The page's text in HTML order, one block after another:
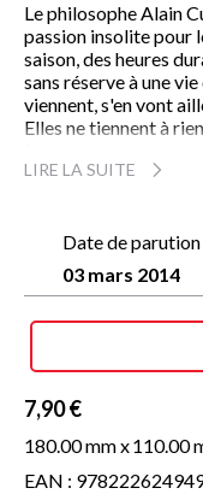
Le philosophe Alain
passion insolite pour
saison, des heures
sans réserve à une
viennent, s'en vont
Elles ne tiennent à
Dieu, la beauté, le
Lumineux et
bonheur. Sa
LIRE LA SUITE
Date de parution
03 mars 2014
7,90 €
180.00 mm x110.00
EAN :